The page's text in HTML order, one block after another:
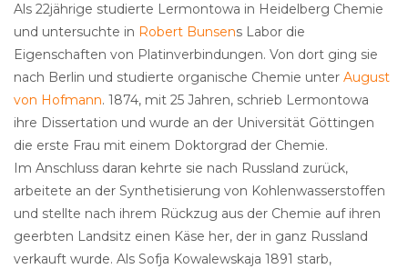
Als 22jährige studierte Lermontowa in Heidelberg Chemie
und untersuchte in Robert Bunsens Labor die
Eigenschaften von Platinverbindungen. Von dort ging sie
nach Berlin und studierte organische Chemie unter August
von Hofmann. 1874, mit 25 Jahren, schrieb Lermontowa
ihre Dissertation und wurde an der Universität Göttingen
die erste Frau mit einem Doktorgrad der Chemie.
Im Anschluss daran kehrte sie nach Russland zurück,
arbeitete an der Synthetisierung von Kohlenwasserstoffen
und stellte nach ihrem Rückzug aus der Chemie auf ihren
geerbten Landsitz einen Käse her, der in ganz Russland
verkauft wurde. Als Sofja Kowalewskaja 1891 starb,